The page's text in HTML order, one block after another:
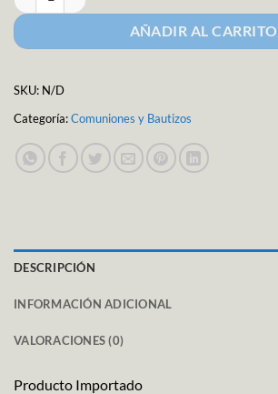
AÑADIR AL CARRITO
SKU: N/D
Categoría:Comuniones y Bautizos
DESCRIPCIÓN
INFORMACIÓN ADICIONAL
VALORACIONES (0)
Producto Importado